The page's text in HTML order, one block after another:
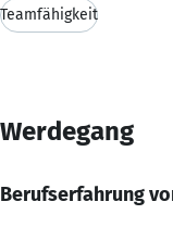
Teamfähigkeit
Werdegang
Berufserfahrung